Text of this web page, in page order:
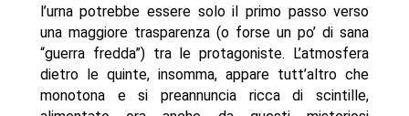
l’urna potrebbe essere solo il primo passo verso
una maggiore trasparenza (o forse un po’ di sana
“guerra fredda”) tra le protagoniste. L’atmosfera
dietro le quinte, insomma, appare tutt’altro che
monotona e si preannuncia ricca di scintille,